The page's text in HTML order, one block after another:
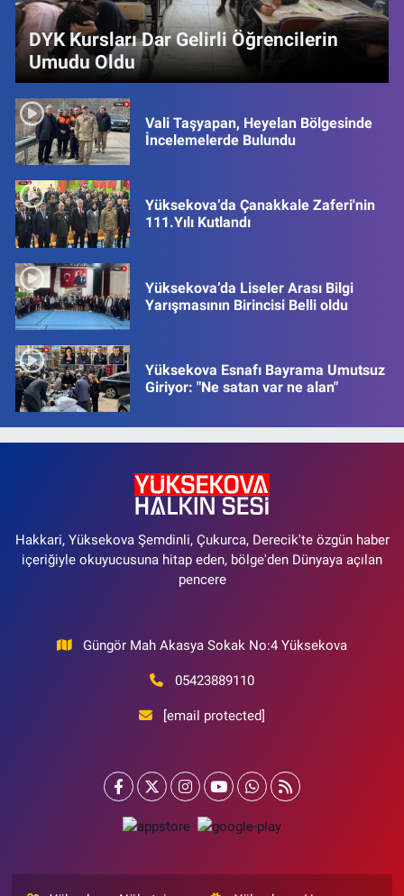
DYK Kursları Dar Gelirli Öğrencilerin
Umudu Oldu
Vali Taşyapan, Heyelan Bölgesinde
İncelemelerde Bulundu
Yüksekova’da Çanakkale Zaferi'nin
111.Yılı Kutlandı
Yüksekova’da Liseler Arası Bilgi
Yarışmasının Birincisi Belli oldu
Yüksekova Esnafı Bayrama Umutsuz
Giriyor: "Ne satan var ne alan"
Hakkari, Yüksekova Şemdinli, Çukurca, Derecik'te özgün haber
içeriğiyle okuyucusuna hitap eden, bölge'den Dünyaya açılan
pencere
Güngör Mah Akasya Sokak No:4 Yüksekova
05423889110
[email protected]